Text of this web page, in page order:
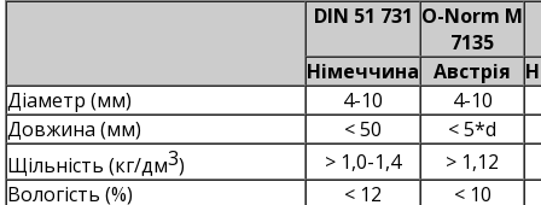
DIN 51 731 O-Norm M
7135
Німеччина
Австрія
Діаметр (мм)
4-10
4-10
Довжина (мм)
< 50
< 5*d
Щільність (кг/дм3) > 1,0-1,4
> 1,12
Вологість (%)
< 12
< 10